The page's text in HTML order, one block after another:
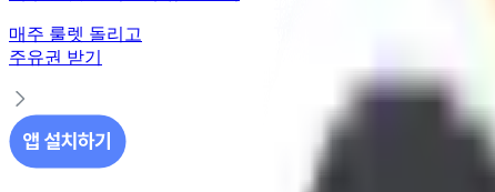
매주 룰렛 돌리고
주유권 받기